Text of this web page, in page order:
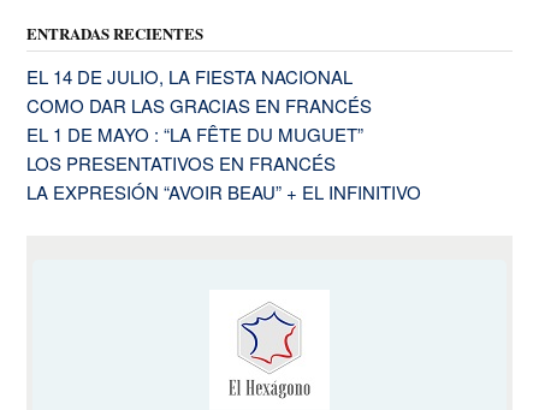
ENTRADAS RECIENTES
EL 14 DE JULIO, LA FIESTA NACIONAL
COMO DAR LAS GRACIAS EN FRANCÉS
EL 1 DE MAYO : “LA FÊTE DU MUGUET”
LOS PRESENTATIVOS EN FRANCÉS
LA EXPRESIÓN “AVOIR BEAU” + EL INFINITIVO